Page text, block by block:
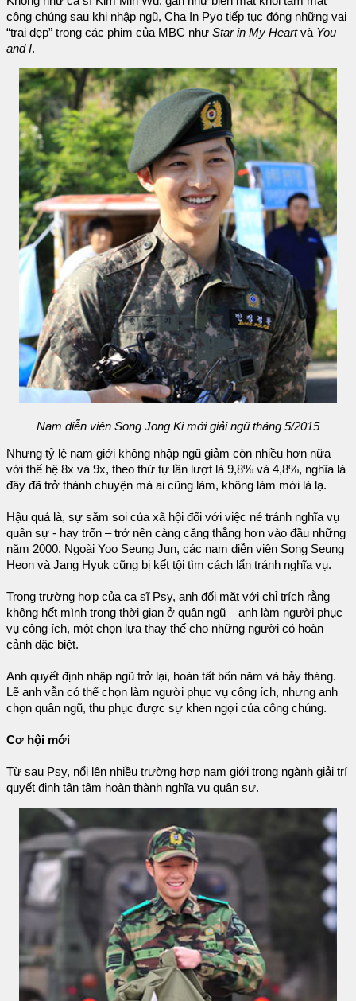
công chúng sau khi nhập ngũ, Cha In Pyo tiếp tục đóng những vai
“trai đẹp” trong các phim của MBC như Star in My Heartvà You
and I.
Nam diễn viên Song Jong Ki mới giải ngũ tháng 5/2015
Nhưng tỷ lệ nam giới không nhập ngũ giảm còn nhiều hơn nữa
với thế hệ 8x và 9x, theo thứ tự lần lượt là 9,8% và 4,8%, nghĩa là
đây đã trở thành chuyện mà ai cũng làm, không làm mới là lạ.
Hậu quả là, sự săm soi của xã hội đối với việc né tránh nghĩa vụ
quân sự - hay trốn – trở nên càng căng thẳng hơn vào đầu những
năm 2000. Ngoài Yoo Seung Jun, các nam diễn viên Song Seung
Heon và Jang Hyuk cũng bị kết tội tìm cách lẩn tránh nghĩa vụ.
Trong trường hợp của ca sĩ Psy, anh đối mặt với chỉ trích rằng
không hết mình trong thời gian ở quân ngũ – anh làm người phục
vụ công ích, một chọn lựa thay thế cho những người có hoàn
cảnh đặc biệt.
Anh quyết định nhập ngũ trở lại, hoàn tất bốn năm và bảy tháng.
Lẽ anh vẫn có thể chọn làm người phục vụ công ích, nhưng anh
chọn quân ngũ, thu phục được sự khen ngợi của công chúng.
Cơ hội mới
Từ sau Psy, nổi lên nhiều trường hợp nam giới trong ngành giải trí
quyết định tận tâm hoàn thành nghĩa vụ quân sự.